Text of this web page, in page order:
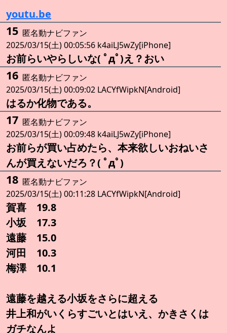
youtu.be
15 匿名動ナビファン
2025/03/15(土) 00:05:56 k4aiLJ5wZy[iPhone]
お前らいやらしいな( ﾟдﾟ)え？おい
16 匿名動ナビファン
2025/03/15(土) 00:09:02 LACYfWipkN[Android]
はるか化物である。
17 匿名動ナビファン
2025/03/15(土) 00:09:48 k4aiLJ5wZy[iPhone]
お前らが買い占めたら、本来欲しいおねいさ
んが買えないだろ？( ﾟдﾟ)
18 匿名動ナビファン
2025/03/15(土) 00:11:28 LACYfWipkN[Android]
賀喜 19.8
小坂 17.3
遠藤 15.0
河田 10.3
梅澤 10.1
遠藤を越える小坂をさらに超える
井上和がいくらすごいとはいえ、かきさくは
ガチなんよ